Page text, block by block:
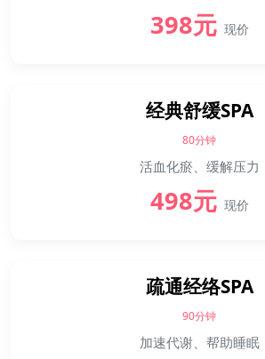
398元 现价
经典舒缓SPA
80分钟
活血化瘀、缓解压力
498元 现价
疏通经络SPA
90分钟
加速代谢、帮助睡眠